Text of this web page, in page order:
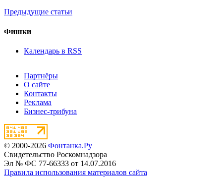
Предыдущие статьи
Фишки
Календарь в RSS
Партнёры
О сайте
Контакты
Реклама
Бизнес-трибуна
© 2000-2026 Фонтанка.Ру
Свидетельство Роскомнадзора
Эл № ФС 77-66333 от 14.07.2016
Правила использования материалов сайта